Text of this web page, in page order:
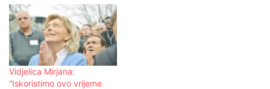
Vidjelica Mirjana:
“Iskoristimo ovo vrijeme